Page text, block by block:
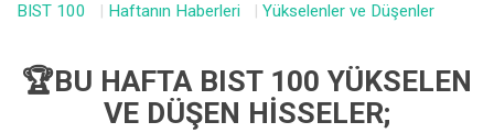
BIST 100 | Haftanın Haberleri | Yükselenler ve Düşenler
🏆BU HAFTA BIST 100 YÜKSELEN
VE DÜŞEN HISSELER;